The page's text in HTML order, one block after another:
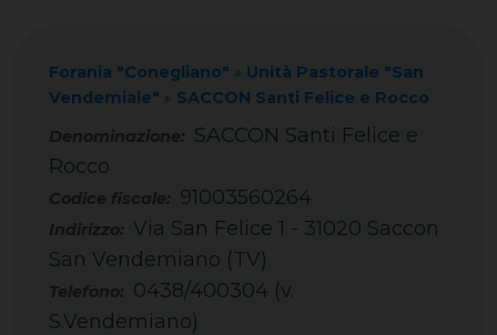
Forania "Conegliano" » Unità Pastorale "San
Vendemiale" » SACCON Santi Felice e Rocco
SACCON Santi Felice e
Rocco
Codice fiscale: 91003560264
Telefono: 0438/400304 (v.
S.Vendemiano)
Indirizzo: Via San Felice 1 - 31020 Saccon
San Vendemiano (TV)